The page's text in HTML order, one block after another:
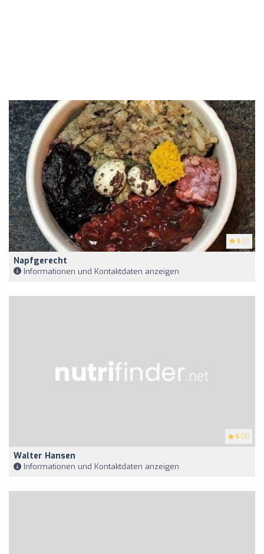
5 (1)
Napfgerecht
Informationen und Kontaktdaten anzeigen
5 (3)
Walter Hansen
Informationen und Kontaktdaten anzeigen